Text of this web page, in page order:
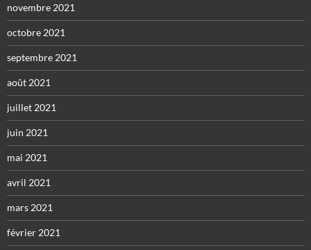
novembre 2021
octobre 2021
septembre 2021
août 2021
juillet 2021
juin 2021
mai 2021
avril 2021
mars 2021
février 2021